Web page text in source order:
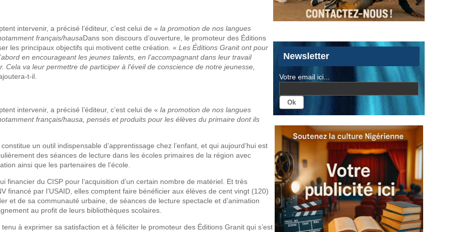
intervenir, a précisé l’éditeur, c’est celui de « la promotion de nos langues
français/hausaDans son discours d’ouverture, le promoteur des Éditions
les principaux objectifs qui motivent cette création. « L es Éditions Granit ont pour
en encourageant les jeunes talents, en l’accompagnant dans leur travail
va leur permettre de participer à l'éveil de conscience de notre jeunesse,
t-il.
intervenir, a précisé l’éditeur, c’est celui de « la promotion de nos langues
français/hausa, pensés et produits pour les élèves du primaire dont ils
un outil indispensable d’apprentissage chez l’enfant, et qui aujourd’hui est
des séances de lecture dans les écoles primaires de la région avec
ainsi que les partenaires de l’école.
financier du CISP pour l’acquisition d’un certain nombre de matériel. Et très
financé par l’USAID, elles comptent faire bénéficier aux élèves de cent vingt (120)
et de sa communauté urbaine, de séances de lecture spectacle et d’animation
au profit de leurs bibliothèques scolaires.
à exprimer sa satisfaction et à féliciter le promoteur des Éditions Granit qui s’est
Newsletter
Votre email ici...